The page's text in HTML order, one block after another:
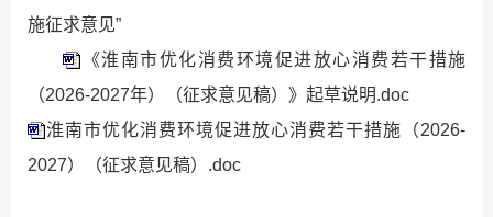
施征求意见”
《淮南市优化消费环境促进放心消费若干措施
（2026-2027年）（征求意见稿）》起草说明.doc
淮南市优化消费环境促进放心消费若干措施（2026-
2027）（征求意见稿）.doc